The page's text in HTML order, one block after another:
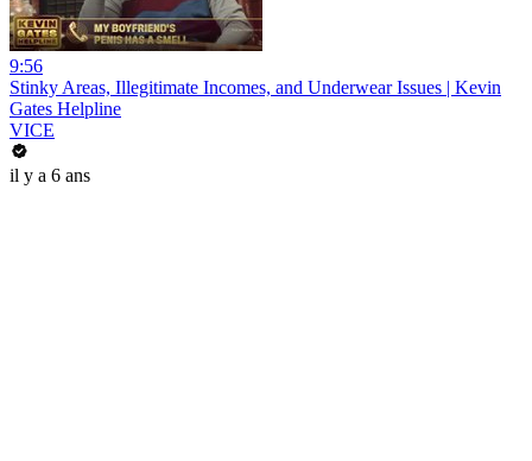
9:56
Stinky Areas, Illegitimate Incomes, and Underwear Issues | Kevin
Gates Helpline
VICE
il y a 6 ans